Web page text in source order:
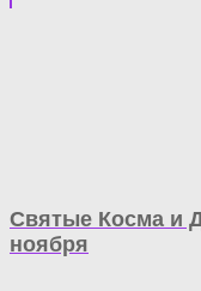
Святые Косма и
ноября